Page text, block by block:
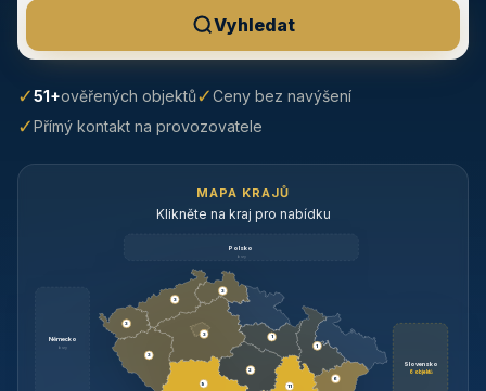
Vyhledat
✓51+ověřených objektů✓Ceny bez navýšení
✓Přímý kontakt na provozovatele
MAPA KRAJŮ
Klikněte na kraj pro nabídku
Polsko
brzy
Německo
brzy
Slovensko
6 objektů
3
9
3
3
3
3
1
2
11
1
6